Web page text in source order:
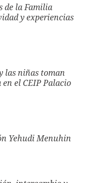
de la Familia
y experiencias
las niñas toman
el CEIP Palacio
Yehudi Menuhin